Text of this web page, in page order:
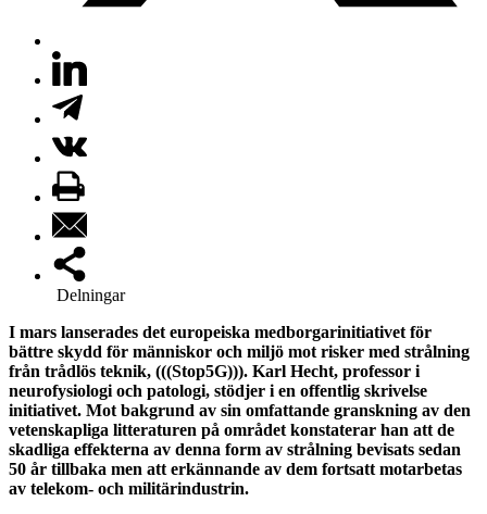
Delningar
I mars lanserades det europeiska medborgarinitiativet för
bättre skydd för människor och miljö mot risker med strålning
från trådlös teknik, (((Stop5G))). Karl Hecht, professor i
neurofysiologi och patologi, stödjer i en offentlig skrivelse
initiativet. Mot bakgrund av sin omfattande granskning av den
vetenskapliga litteraturen på området konstaterar han att de
skadliga effekterna av denna form av strålning bevisats sedan
50 år tillbaka men att erkännande av dem fortsatt motarbetas
av telekom- och militärindustrin.